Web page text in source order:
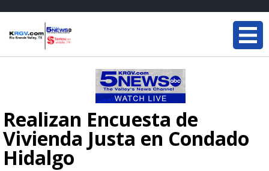
Realizan Encuesta de
Vivienda Justa en Condado
Hidalgo